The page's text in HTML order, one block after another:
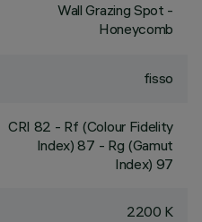
Wall Grazing Spot -
Honeycomb
fisso
CRI 82 - Rf (Colour Fidelity
Index) 87 - Rg (Gamut
Index) 97
2200 K